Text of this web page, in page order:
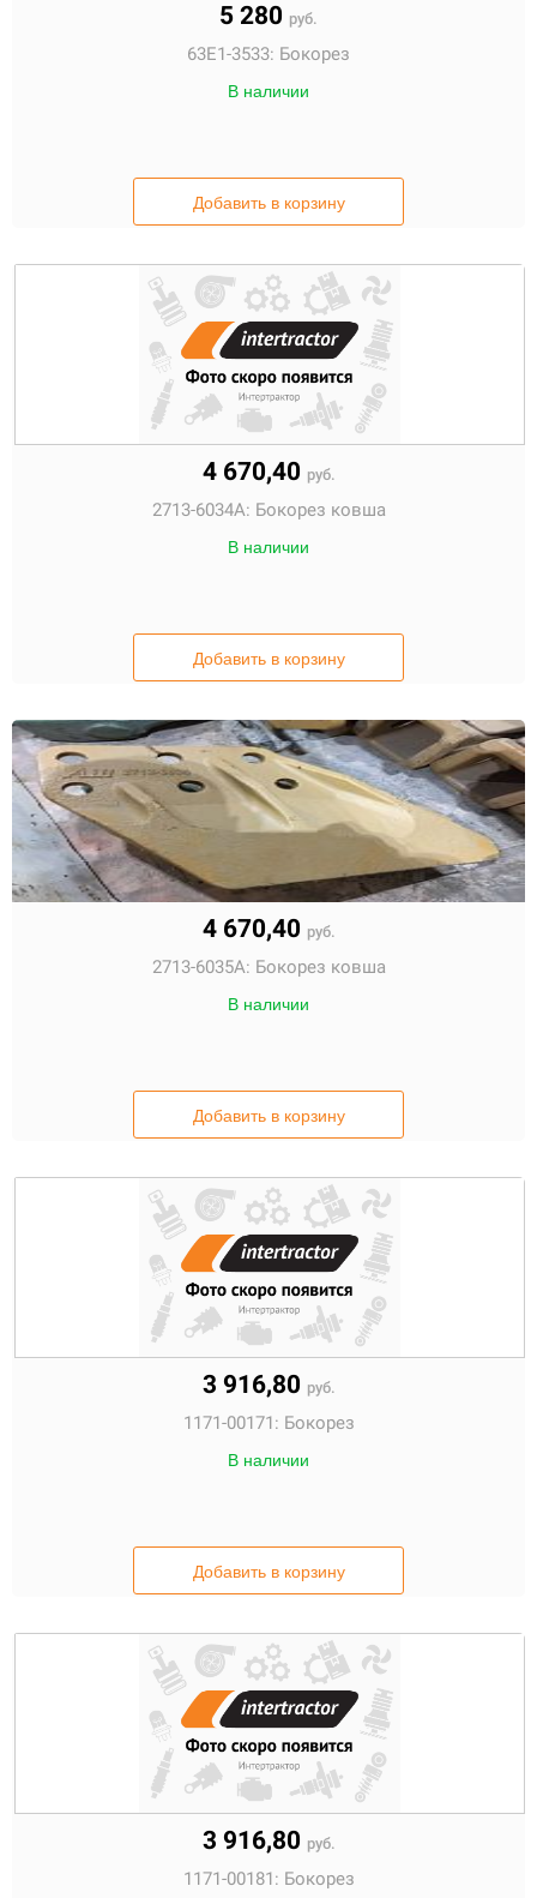
5 280 руб.
63E1-3533: Бокорез
В наличии
Добавить в корзину
4 670,40 руб.
2713-6034A: Бокорез ковша
В наличии
Добавить в корзину
4 670,40 руб.
2713-6035A: Бокорез ковша
В наличии
Добавить в корзину
3 916,80 руб.
1171-00171: Бокорез
В наличии
Добавить в корзину
3 916,80 руб.
1171-00181: Бокорез